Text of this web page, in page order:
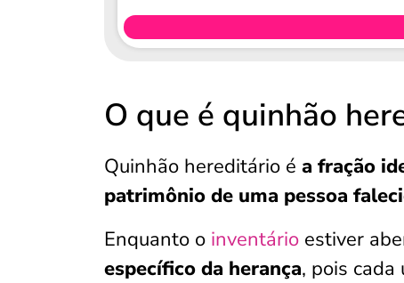
O que é quinhão
Quinhão hereditário é a fração
patrimônio de uma pessoa
Enquanto o inventário estiver
específico da herança, pois